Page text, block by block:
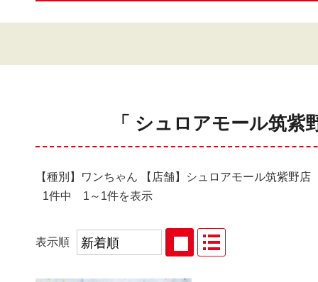
「 シュロアモール筑
【種別】ワンちゃん 【店舗】シュロアモール筑紫野店
1件中 1～1件を表示
表示順